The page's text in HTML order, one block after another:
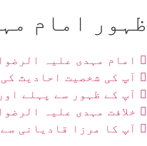
ظہور امام
امام مہدی علیہ
آپ کی شخصیت احادیث
آپ کے ظہور سے پہلے
خلافت مہدی علیہ
آپ کا مرزا قادیانی